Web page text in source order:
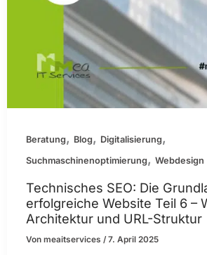
Beratung, Blog, Digitalisierung,
Suchmaschinenoptimierung,Webdesign
Technisches SEO: Die
erfolgreiche Website Teil 6 –
Architektur und URL-Struktur
Vonmeaitservices /7. April 2025